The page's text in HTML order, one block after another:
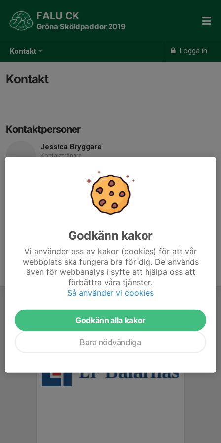
Kontakt Logga in
FALU CK
Gröna Sköldpaddor 2019
Kontakt
Kontaktpersoner
Jessica Bryggare
Kontakttränare
jessica_bryggare@yahoo.se
Godkänn kakor
Vi använder oss av kakor (cookies) för att vår
webbplats ska fungera bra för dig. De används
även för webbanalys i syfte att hjälpa oss att
förbättra våra tjänster.
Så använder vi cookies
Godkänn alla kakor
Bara nödvändiga